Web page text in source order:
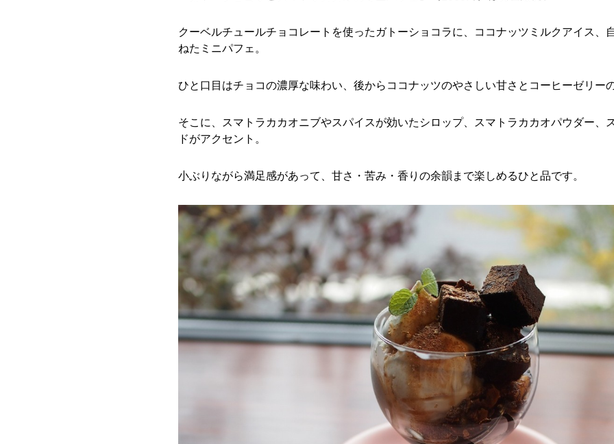
クーベルチュールチョコレートを使ったガトーショコラに、ココナッツミルクアイス、
ねたミニパフェ。
ひと口目はチョコの濃厚な味わい、後からココナッツのやさしい甘さとコーヒーゼリー
そこに、スマトラカカオニブやスパイスが効いたシロップ、スマトラカカオパウダー、
ドがアクセント。
小ぶりながら満足感があって、甘さ・苦み・香りの余韻まで楽しめるひと品です。